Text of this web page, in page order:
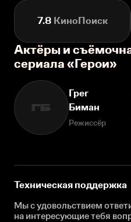
7.8 КиноПоиск
Актёры и
сериала «Герои»
ГБ
Грег
Биман
Режиссёр
Техническая поддержка
Мы с удовольствием
на интересующиетебя